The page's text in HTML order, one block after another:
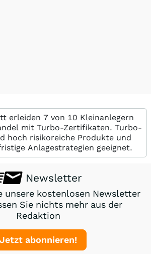
erleiden 7 von 10 Kleinanlegern
mit Turbo-Zertifikaten. Turbo-
hoch risikoreiche Produkte und
Anlagestrategien geeignet.
Newsletter
unsere kostenlosen Newsletter
Sie nichts mehr aus der
Redaktion
Jetzt abonnieren!